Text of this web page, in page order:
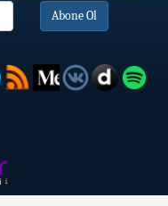
Abone Ol